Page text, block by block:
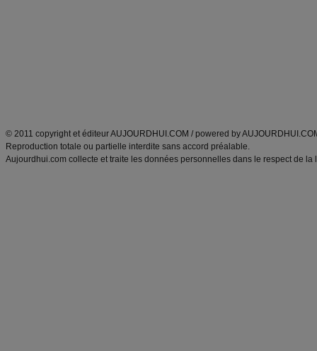
© 2011 copyright et éditeur AUJOURDHUI.COM / powered by
Reproduction totale ou partielle interdite sans accord préalable.
Aujourdhui.com collecte et traite les données personnelles dans le respect de